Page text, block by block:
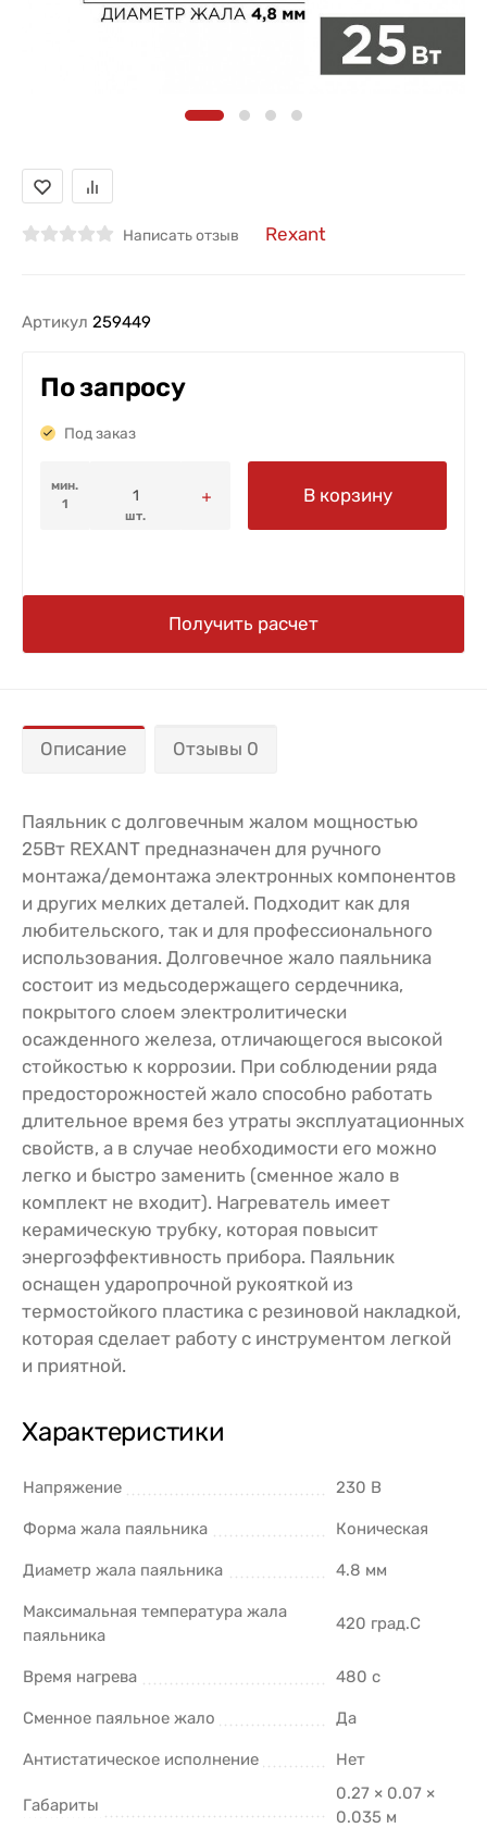
Написать отзыв Rexant
Артикул 259449
По запросу
Под заказ
мин.
1
шт.
В корзину
Получить расчет
Описание Отзывы 0
Паяльник с долговечным жалом мощностью
25Вт REXANT предназначен для ручного
монтажа/демонтажа электронных компонентов
и других мелких деталей. Подходит как для
любительского, так и для профессионального
использования. Долговечное жало паяльника
состоит из медьсодержащего сердечника,
покрытого слоем электролитически
осажденного железа, отличающегося высокой
стойкостью к коррозии. При соблюдении ряда
предосторожностей жало способно работать
длительное время без утраты эксплуатационных
свойств, а в случае необходимости его можно
легко и быстро заменить (сменное жало в
комплект не входит). Нагреватель имеет
керамическую трубку, которая повысит
энергоэффективность прибора. Паяльник
оснащен ударопрочной рукояткой из
термостойкого пластика с резиновой накладкой,
которая сделает работу с инструментом легкой
и приятной.
Характеристики
Напряжение 230 В
Форма жала паяльника Коническая
Диаметр жала паяльника 4.8 мм
Максимальная температура жала
паяльника
420 град.C
Время нагрева 480 с
Сменное паяльное жало Да
Антистатическое исполнение Нет
Габариты
0.27 × 0.07 ×
0.035 м